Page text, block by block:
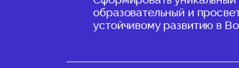
образовательный и
устойчивому развитию в